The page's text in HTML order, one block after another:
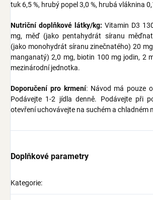
tuk 6,5 %, hrubý popel 3,0 %, hrubá vláknina
Nutriční doplňkové látky/kg: Vitamin D3
mg, měď (jako pentahydrát síranu
(jako monohydrát síranu zinečnatého) 20
manganatý) 2,0 mg, biotin 100 mg jodin, 2
mezinárodní jednotka.
Doporučení pro krmení: Návod má pouze
Podávejte 1-2 jídla denně. Podávejte při
otevření uchovávejte na suchém a chladném
Doplňkové parametry
Kategorie: